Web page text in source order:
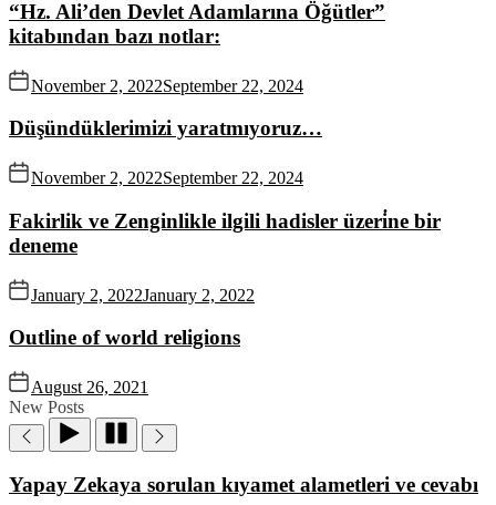
“Hz. Ali’den Devlet Adamlarına Öğütler”
kitabından bazı notlar:
November 2, 2022September 22, 2024
Düşündüklerimizi yaratmıyoruz…
November 2, 2022September 22, 2024
Fakirlik ve Zenginlikle ilgili hadisler üzeri̇ne bir
deneme
January 2, 2022January 2, 2022
Outline of world religions
August 26, 2021
New Posts
Yapay Zekaya sorulan kıyamet alametleri ve cevabı